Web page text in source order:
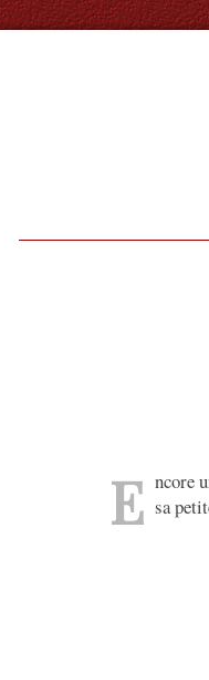
E ncore
sa